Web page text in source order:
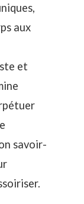
aux
et
savoir-